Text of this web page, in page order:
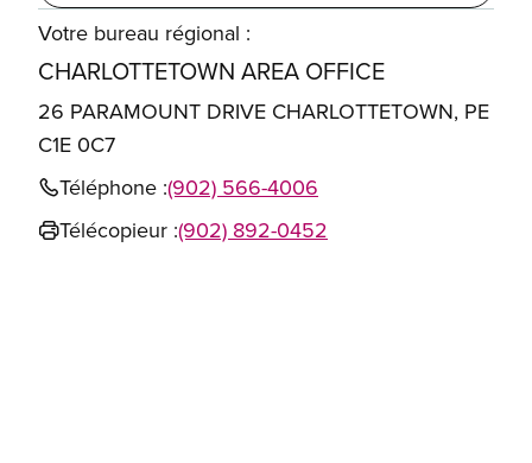
Votre bureau régional :
CHARLOTTETOWN AREA OFFICE
26 PARAMOUNT DRIVE CHARLOTTETOWN, PE
C1E 0C7
Téléphone :(902) 566-4006
Télécopieur :(902) 892-0452